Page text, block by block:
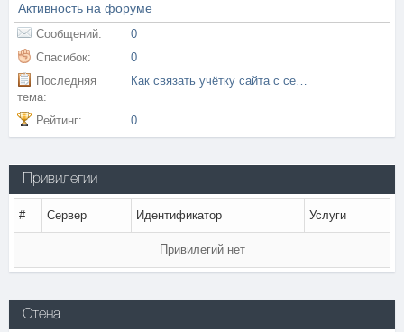
Активность на форуме
Сообщений:
0
Спасибок:
0
Последняя
тема:
Как связать учётку сайта с сервером и получать бонусы
Рейтинг: 0
Привилегии
# Сервер Идентификатор Услуги
Привилегий нет
Стена